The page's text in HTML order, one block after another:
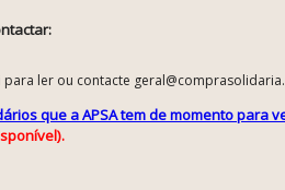
para ler ou contacte
que a APSA tem de momento para